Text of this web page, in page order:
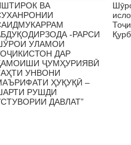
ВА
-РАРСИ
УЛАМОИ
ДАР
ҶУМҲУРИЯВӢ
УНВОНИ
ҲУҚУҚӢ –
РУШДИ
ДАВЛАТ”